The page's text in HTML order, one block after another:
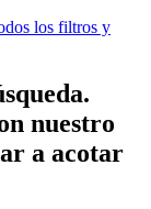
los filtros y
nuestro
a acotar